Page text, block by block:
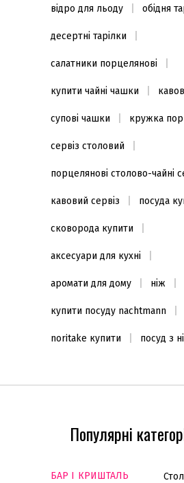
відро для льоду обідня
десертні тарілки
салатники порцелянові
купити чайні чашки
супові чашки кружка
сервіз столовий
порцелянові столово-чайні
кавовий сервіз посуда
сковорода купити
аксесуари для кухні
аромати для дому ніж
купити посуду nachtmann
noritake купити посуд з
Популярні
БАР І КРИШТАЛЬ